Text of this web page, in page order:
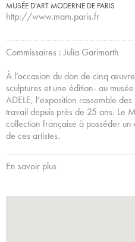
MUSÉE D’ART MODERNE DE PARIS
http://www.mam.paris.fr
Commissaires : Julia Garimorth
À l’occasion du don de cinq
sculptures et une édition- au
ADELE, l’exposition rassemble
travail depuis près de 25 ans. Le
collection française à posséder
de ces artistes.
En savoir plus